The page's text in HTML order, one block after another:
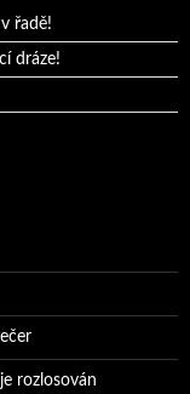
dráze!
rozlosován